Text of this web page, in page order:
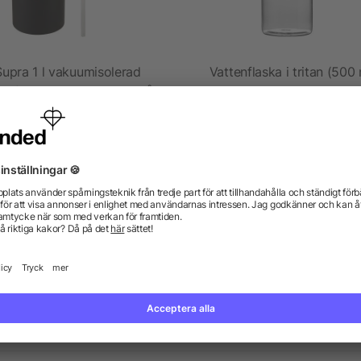
1 l vakuumisolerad
i koppar med två
lock
från 163,72 kr
Vattenflaska i tritan (500
Vi har svaren.
se ut? Hjälper allbranded mig att skapa dem?